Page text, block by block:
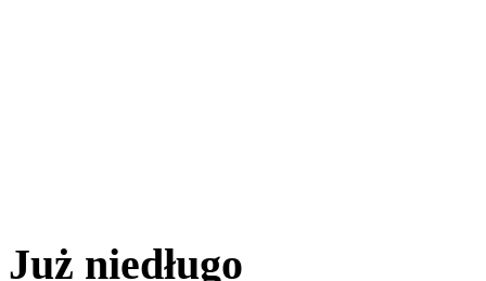
Już niedługo